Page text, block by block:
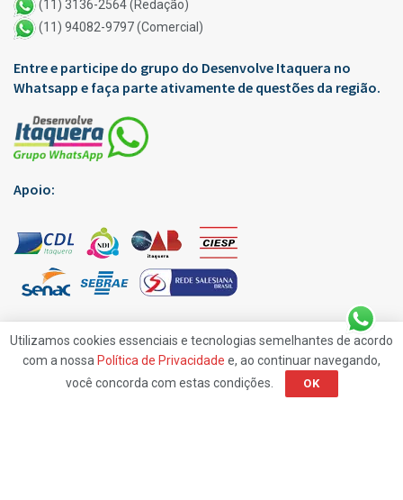
(11) 3136-2564 (Redação)
(11) 94082-9797 (Comercial)
Entre e participe do grupo do Desenvolve Itaquera no
Whatsapp e faça parte ativamente de questões da região.
Apoio:
Edições Virtuais Anuncie
Contato
Utilizamos cookies essenciais e tecnologias semelhantes de acordo
com a nossa Política de Privacidade e, ao continuar navegando,
você concorda com estas condições.
OK